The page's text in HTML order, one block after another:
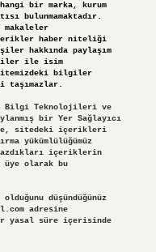
bir marka, kurum
bulunmamaktadır.
makaleler
haber niteliği
hakkında paylaşım
ile isim
bilgiler
Bilgi Teknolojileri ve
bir Yer Sağlayıcı
sitedeki içerikleri
yükümlülüğümüz
içeriklerin
üye olarak bu
düşündüğünüz
adresine
süre içerisinde